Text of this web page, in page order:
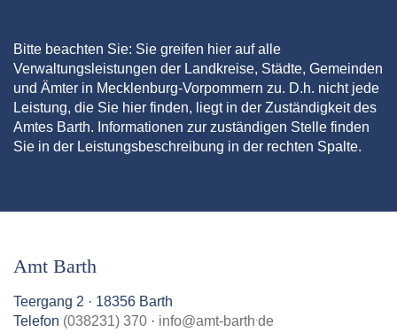
Bitte beachten Sie: Sie greifen hier auf alle
Verwaltungsleistungen der Landkreise, Städte, Gemeinden
und Ämter in Mecklenburg-Vorpommern zu. D.h. nicht jede
Leistung, die Sie hier finden, liegt in der Zuständigkeit des
Amtes Barth. Informationen zur zuständigen Stelle finden
Sie in der Leistungsbeschreibung in der rechten Spalte.
Amt Barth
Teergang 2 · 18356 Barth
Telefon (038231) 370 · info@amt-barth.de